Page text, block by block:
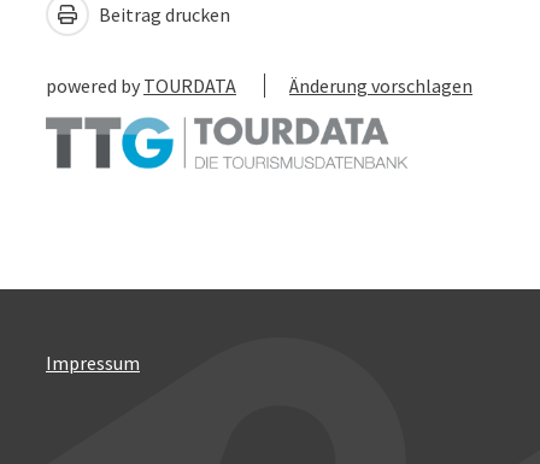
Beitrag drucken
powered by TOURDATA Änderung vorschlagen
Impressum